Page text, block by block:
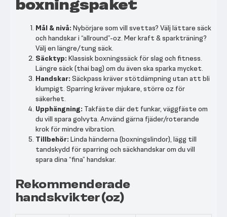
boxningspaket
Mål & nivå: Nybörjare som vill svettas? Välj lättare säck
och handskar i “allround”-oz. Mer kraft & sparkträning?
Välj en längre/tung säck.
Säcktyp: Klassisk boxningssäck för slag och fitness.
Längre säck (thai bag) om du även ska sparka mycket.
Handskar: Säckpass kräver stötdämpning utan att bli
klumpigt. Sparring kräver mjukare, större oz för
säkerhet.
Upphängning: Takfäste där det funkar, väggfäste om
du vill spara golvyta. Använd gärna fjäder/roterande
krok för mindre vibration.
Tillbehör: Linda händerna (boxningslindor), lägg till
tandskydd för sparring och säckhandskar om du vill
spara dina “fina” handskar.
Rekommenderade
handskvikter (oz)